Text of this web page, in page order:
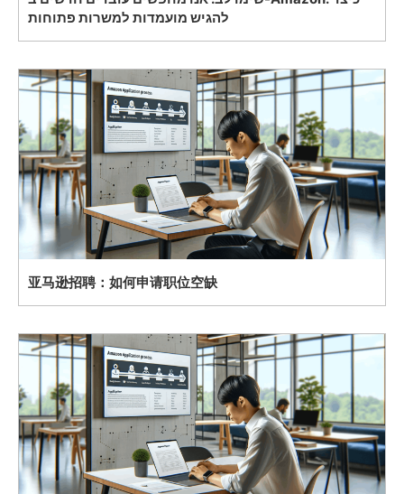
להגיש מועמדות למשרות פתוחות
亚马逊招聘：如何申请职位空缺